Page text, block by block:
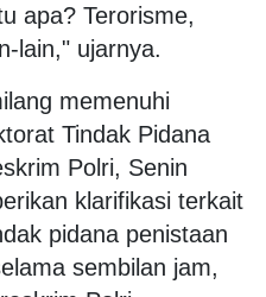
apa? Terorisme,
lain," ujarnya.
memenuhi
Tindak Pidana
Polri, Senin
klarifikasi terkait
pidana penistaan
sembilan jam,